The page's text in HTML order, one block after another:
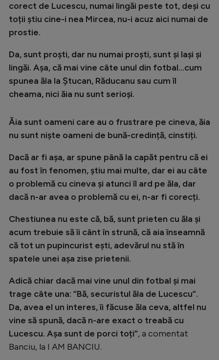
corect de Lucescu, numai lingăi peste tot, deși cu
toții știu cine-i nea Mircea, nu-i acuz aici numai de
prostie.
Da, sunt proști, dar nu numai proști, sunt și lași și
lingăi. Așa, că mai vine câte unul din fotbal…cum
spunea ăla la Ștucan, Răducanu sau cum îl
cheama, nici ăia nu sunt serioși.
Ăia sunt oameni care au o frustrare pe cineva, ăia
nu sunt niște oameni de bună-credință, cinstiți.
Dacă ar fi așa, ar spune până la capăt pentru că ei
au fost în fenomen, știu mai multe, dar ei au câte
o problemă cu cineva și atunci îl ard pe ăla, dar
dacă n-ar avea o problemă cu ei, n-ar fi corecți.
Chestiunea nu este că, bă, sunt prieten cu ăla și
acum trebuie să îi cânt în strună, că aia înseamnă
că tot un pupincurist ești, adevărul nu stă în
spatele unei așa zise prietenii.
Adică chiar dacă mai vine unul din fotbal și mai
trage câte una: ”Bă, securistul ăla de Lucescu”.
Da, avea el un interes, îi făcuse ăla ceva, altfel nu
vine să spună, dacă n-are exact o treabă cu
Lucescu. Așa sunt de porci toți”, a comentat
Banciu, la I AM BANCIU.